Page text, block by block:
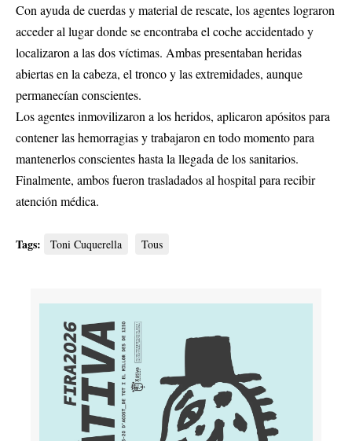
Con ayuda de cuerdas y material de rescate, los agentes lograron
acceder al lugar donde se encontraba el coche accidentado y
localizaron a las dos víctimas. Ambas presentaban heridas
abiertas en la cabeza, el tronco y las extremidades, aunque
permanecían conscientes.
Los agentes inmovilizaron a los heridos, aplicaron apósitos para
contener las hemorragias y trabajaron en todo momento para
mantenerlos conscientes hasta la llegada de los sanitarios.
Finalmente, ambos fueron trasladados al hospital para recibir
atención médica.
Tags: Toni Cuquerella Tous